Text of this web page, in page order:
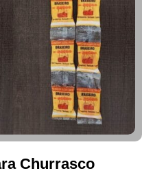
Churrasco